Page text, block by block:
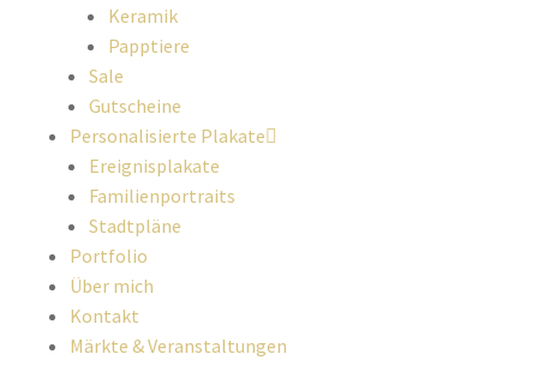
Keramik
Papptiere
Sale
Gutscheine
Personalisierte Plakate
Ereignisplakate
Familienportraits
Stadtpläne
Portfolio
Über mich
Kontakt
Märkte & Veranstaltungen